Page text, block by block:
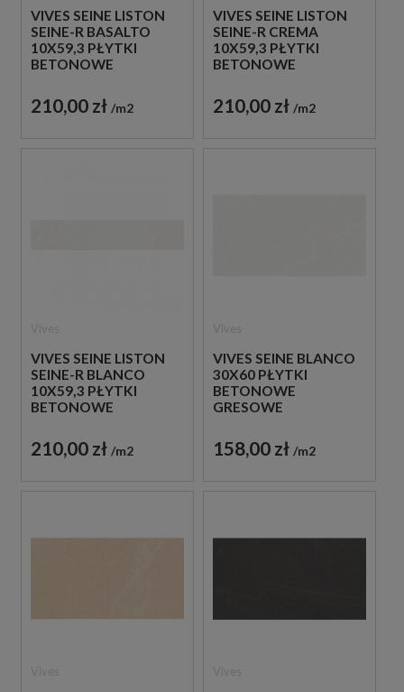
VIVES SEINE LISTON
SEINE-R BASALTO
10X59,3 PŁYTKI
BETONOWE
210,00 zł m2
VIVES SEINE LISTON
SEINE-R CREMA
10X59,3 PŁYTKI
BETONOWE
210,00 zł m2
VIVES SEINE LISTON
SEINE-R BLANCO
10X59,3 PŁYTKI
BETONOWE
210,00 zł m2
VIVES SEINE BLANCO
30X60 PŁYTKI
BETONOWE
GRESOWE
158,00 zł m2